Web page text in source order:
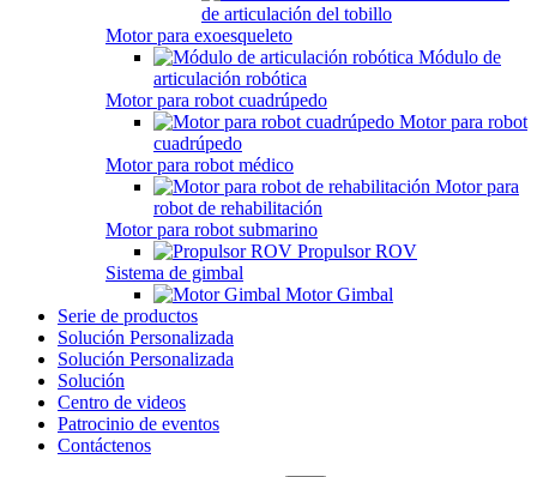
de articulación del tobillo
Motor para exoesqueleto
Módulo de
articulación robótica
Motor para robot cuadrúpedo
Motor para robot
cuadrúpedo
Motor para robot médico
Motor para
robot de rehabilitación
Motor para robot submarino
Propulsor ROV
Sistema de gimbal
Motor Gimbal
Serie de productos
Solución Personalizada
Solución Personalizada
Solución
Centro de videos
Patrocinio de eventos
Contáctenos